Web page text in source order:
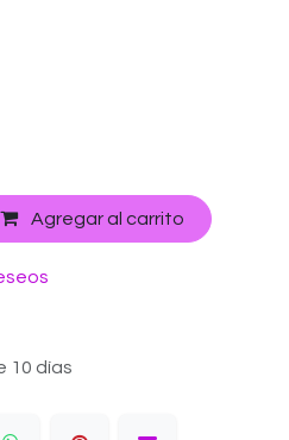
Agregar al carrito
10 días